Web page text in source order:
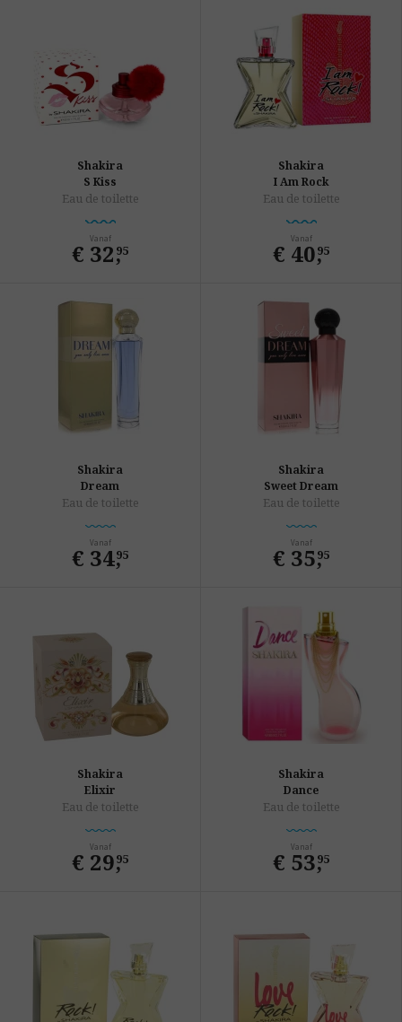
Shakira
S Kiss
Eau de toilette
Vanaf
€ 32,
95
Shakira
I Am Rock
Eau de toilette
Vanaf
€ 40,
95
Shakira
Dream
Eau de toilette
Vanaf
€ 34,
95
Shakira
Sweet Dream
Eau de toilette
Vanaf
€ 35,
95
Shakira
Elixir
Eau de toilette
Vanaf
€ 29,
95
Shakira
Dance
Eau de toilette
Vanaf
€ 53,
95